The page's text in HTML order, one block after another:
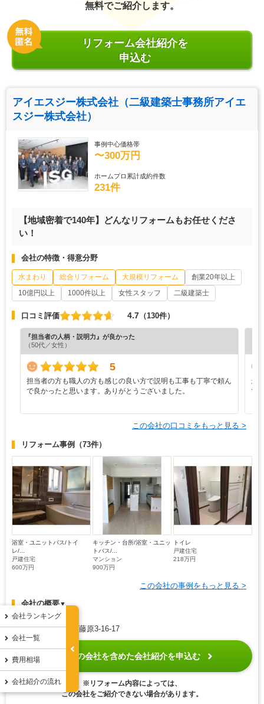
会社ランキング
会社一覧
費用相場
会社紹介の流れ
無料でご紹介します。
リフォーム会社紹介を
申込む
アイエスジー株式会社（二級建築士事務所アイエ
スジー株式会社）
事例中心価格帯
〜300万円
ホームプロ累計成約件数
231件
【地域密着で140年】どんなリフォームもお任せくださ
い！
会社の特徴・得意分野
水まわり 総合リフォーム 大規模リフォーム
創業20年以上
10億円以上
1000件以上 女性スタッフ 二級建築士
口コミ評価 4.7 （130件）
『担当者の人柄・説明力』が良かった
（50代／女性）
5
担当者の方も職人の方も感じの良い方で説明も工事も丁寧で頼ん
で良かったと思います。ありがとうございました。
最
で
この会社の口コミをもっと見る >
リフォーム事例 （73件）
浴室・ユニットバス/トイ
レ/...
戸建住宅
600万円
キッチン・台所/浴室・ユニッ
トバス/...
マンション
900万円
トイレ
戸建住宅
218万円
この会社の事例をもっと見る >
会社の概要▼
住所 千葉県船橋市藤原3-16-17
無料
匿名
この会社を含めた会社紹介を申込む
※リフォーム内容によっては、
この会社をご紹介できない場合があります。